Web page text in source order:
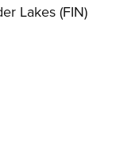
Lakes (FIN)